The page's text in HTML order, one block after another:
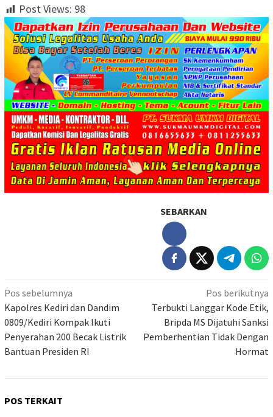
Post Views: 98
SEBARKAN
Navigasi
pos
Pos sebelumnya
Kapolres Kediri dan Dandim
0809/Kediri Kompak Ikuti
Penyerahan 200 Becak Listrik
Bantuan Presiden RI
Pos berikutnya
Terbukti Langgar Kode Etik,
Bripda MS Dijatuhi Sanksi
Pemberhentian Tidak Dengan
Hormat
POS TERKAIT